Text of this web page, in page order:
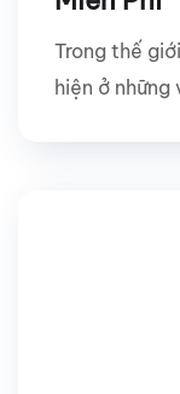
Trong thế
hiện ở những